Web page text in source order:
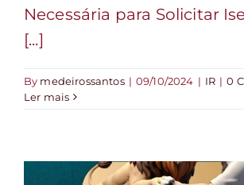
Necessária para Solicitar
[...]
By medeirossantos | 09/10/2024 | IR | 0
Ler mais